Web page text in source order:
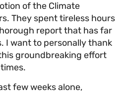
of the Climate
They spent tireless
thorough report that has
I want to personally
this groundbreaking effort
times.
past few weeks alone,